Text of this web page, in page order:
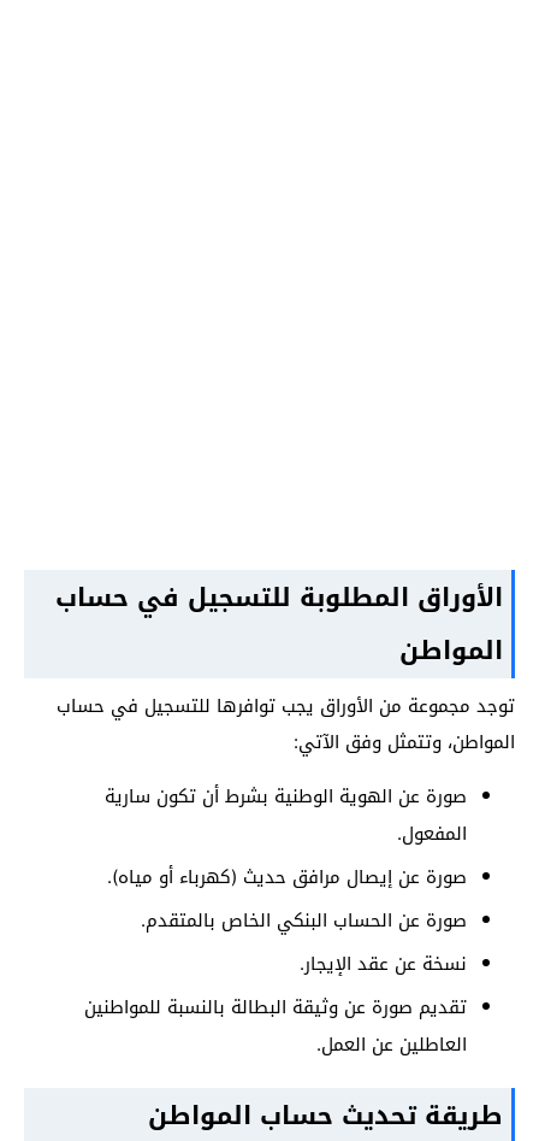
الأوراق المطلوبة للتسجيل في حساب
المواطن
توجد مجموعة من الأوراق يجب توافرها للتسجيل في حساب
المواطن، وتتمثل وفق الآتي:
صورة عن الهوية الوطنية بشرط أن تكون سارية
المفعول.
صورة عن إيصال مرافق حديث (كهرباء أو مياه).
صورة عن الحساب البنكي الخاص بالمتقدم.
نسخة عن عقد الإيجار.
تقديم صورة عن وثيقة البطالة بالنسبة للمواطنين
العاطلين عن العمل.
طريقة تحديث حساب المواطن